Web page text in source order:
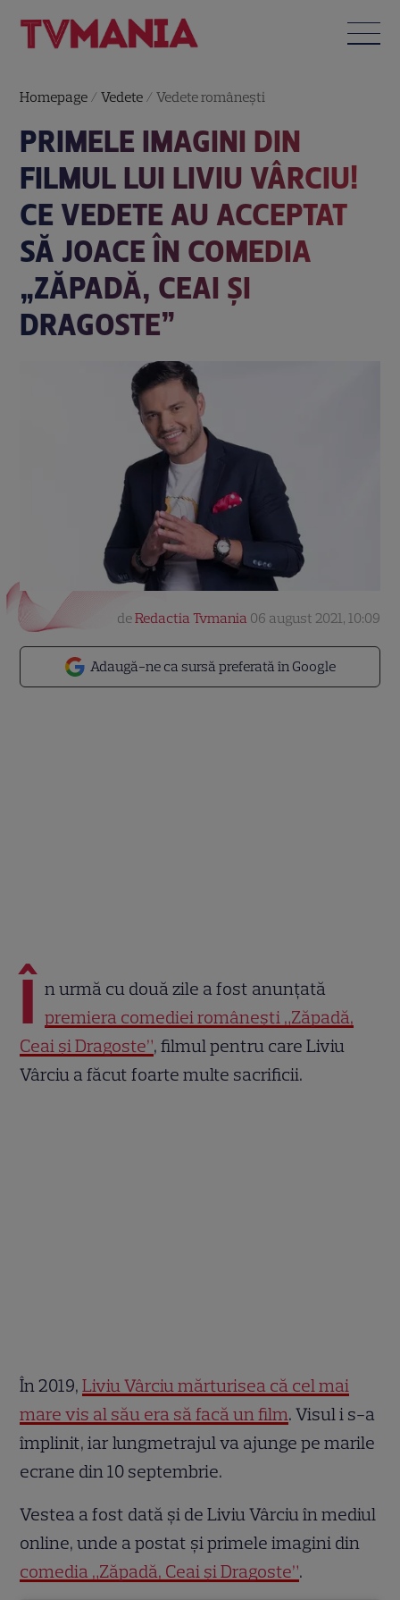
Homepage /Vedete /Vedete româneşti
PRIMELE IMAGINI DIN
FILMUL LUI LIVIU VÂRCIU!
CE VEDETE AU ACCEPTAT
SĂ JOACE ÎN COMEDIA
„ZĂPADĂ, CEAI ȘI
DRAGOSTE”
Adaugă-ne ca sursă preferată în Google
deRedactia Tvmania 06 august 2021, 10:09
Î n urmă cu două zile a fost anunțată
premiera comediei românești „Zăpadă,
Ceai și Dragoste”, filmul pentru care Liviu
Vârciu a făcut foarte multe sacrificii.
În 2019,Liviu Vârciu mărturisea că cel mai
mare vis al său era să facă un film. Visul i s-a
împlinit, iar lungmetrajul va ajunge pe marile
ecrane din 10 septembrie.
Vestea a fost dată și de Liviu Vârciu în mediul
online, unde a postat și primele imagini din
comedia „Zăpadă, Ceai și Dragoste”.